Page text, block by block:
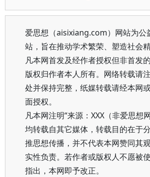
爱思想（aisixiang.com）网站为公
站，旨在推动学术繁荣、塑造社会精
凡本网首发及经作者授权但非首发
版权归作者本人所有。网络转载请
处并保持完整，纸媒转载请经本网
面授权。
凡本网注明“来源：XXX（非爱思想
均转载自其它媒体，转载目的在于
推思想传播，并不代表本网赞同其
实性负责。若作者或版权人不愿被
指出，本网即予改正。